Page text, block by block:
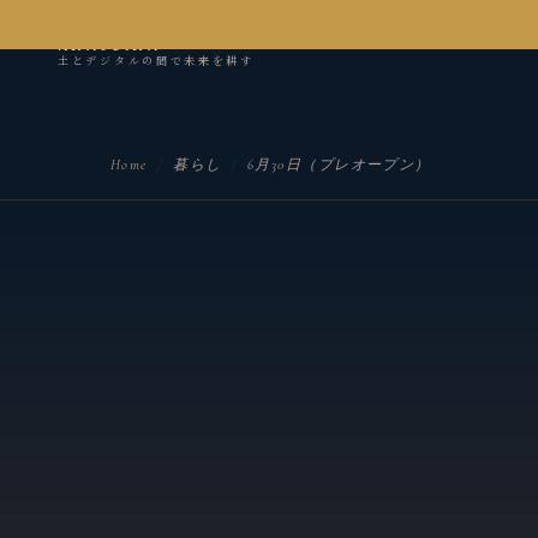
kanseian
土とデジタルの間で未来を耕す
Home 暮らし 6月30日（プレオープン）